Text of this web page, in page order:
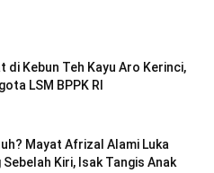
di Kebun Teh Kayu Aro Kerinci,
LSM BPPK RI
Mayat Afrizal Alami Luka
Sebelah Kiri, Isak Tangis Anak